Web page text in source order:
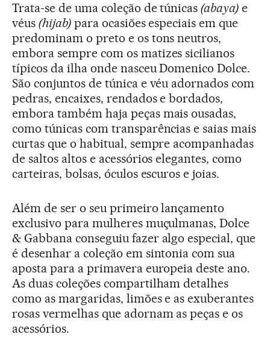
Trata-se de uma coleção de túnicas(abaya) e
véus (hijab)para ocasiões especiais em que
predominam o preto e os tons neutros,
embora sempre com os matizes sicilianos
típicos da ilha onde nasceu Domenico Dolce.
São conjuntos de túnica e véu adornados com
pedras, encaixes, rendados e bordados,
embora também haja peças mais ousadas,
como túnicas com transparências e saias mais
curtas que o habitual, sempre acompanhadas
de saltos altos e acessórios elegantes, como
carteiras, bolsas, óculos escuros e joias.
Além de ser o seu primeiro lançamento
exclusivo para mulheres muçulmanas, Dolce
& Gabbana conseguiu fazer algo especial, que
é desenhar a coleção em sintonia com sua
aposta para a primavera europeia deste ano.
As duas coleções compartilham detalhes
como as margaridas, limões e as exuberantes
rosas vermelhas que adornam as peças e os
acessórios.